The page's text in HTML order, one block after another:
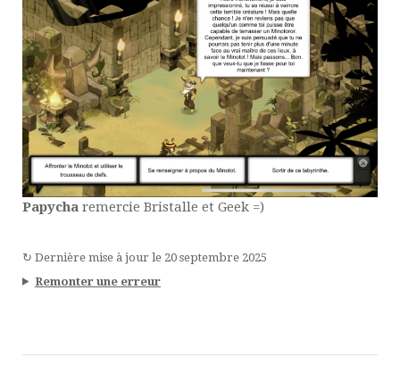
Papycha remercie Bristalle et Geek =)
↻ Dernière mise à jour le 20 septembre 2025
Remonter une erreur